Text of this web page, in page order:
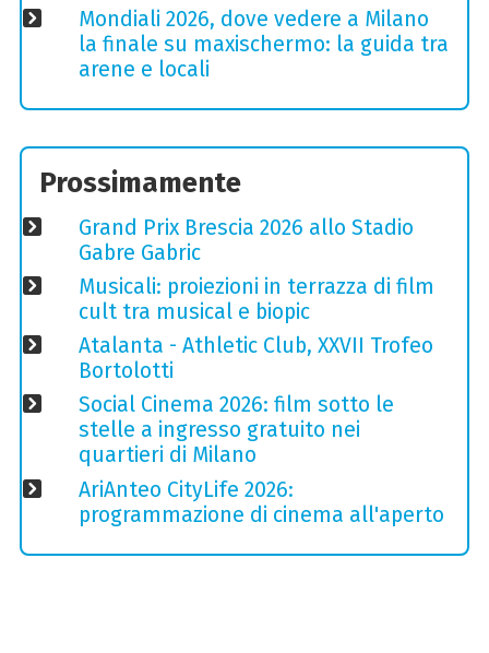
Mondiali 2026, dove vedere a Milano
la finale su maxischermo: la guida tra
arene e locali
Prossimamente
Grand Prix Brescia 2026 allo Stadio
Gabre Gabric
Musicali: proiezioni in terrazza di film
cult tra musical e biopic
Atalanta - Athletic Club, XXVII Trofeo
Bortolotti
Social Cinema 2026: film sotto le
stelle a ingresso gratuito nei
quartieri di Milano
AriAnteo CityLife 2026:
programmazione di cinema all'aperto